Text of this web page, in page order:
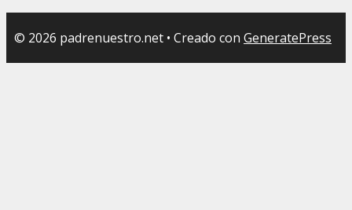
© 2026 padrenuestro.net • Creado con GeneratePress